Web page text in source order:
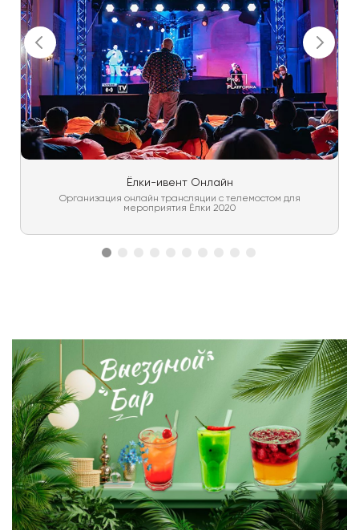
Ёлки-ивент Онлайн
Организация онлайн трансляции с телемостом для
мероприятия Ёлки 2020